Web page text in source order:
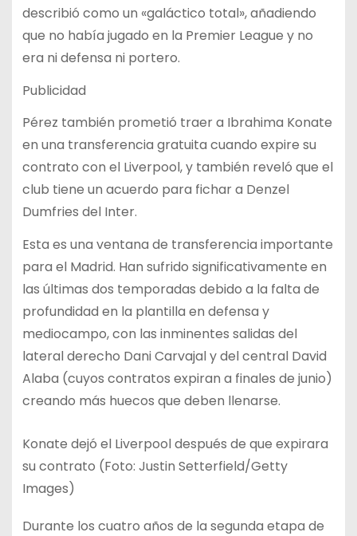
describió como un «galáctico total», añadiendo
que no había jugado en la Premier League y no
era ni defensa ni portero.
Publicidad
Pérez también prometió traer a Ibrahima Konate
en una transferencia gratuita cuando expire su
contrato con el Liverpool, y también reveló que el
club tiene un acuerdo para fichar a Denzel
Dumfries del Inter.
Esta es una ventana de transferencia importante
para el Madrid. Han sufrido significativamente en
las últimas dos temporadas debido a la falta de
profundidad en la plantilla en defensa y
mediocampo, con las inminentes salidas del
lateral derecho Dani Carvajal y del central David
Alaba (cuyos contratos expiran a finales de junio)
creando más huecos que deben llenarse.
Konate dejó el Liverpool después de que expirara
su contrato (Foto: Justin Setterfield/Getty
Images)
Durante los cuatro años de la segunda etapa de